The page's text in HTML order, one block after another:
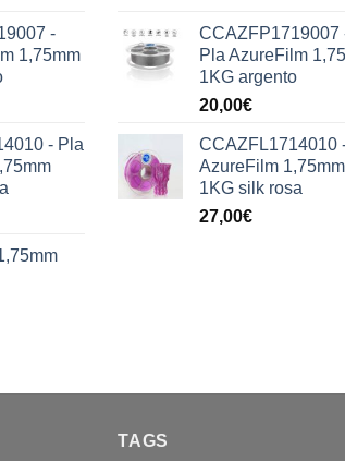
-
1,75mm
- Pla
CCAZFP1719007
Pla AzureFilm
1KG argento
20,00€
CCAZFL1714010
AzureFilm 1,75mm
1KG silk rosa
27,00€
TAGS